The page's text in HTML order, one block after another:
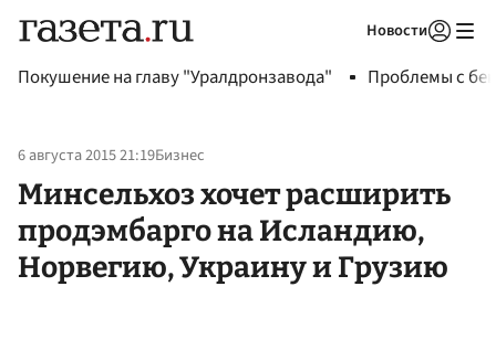
Новости
Покушение на главу "Уралдронзавода" Проблемы с
6 августа 2015 21:19Бизнес
Минсельхоз хочет расширить
продэмбарго на Исландию,
Норвегию, Украину и Грузию